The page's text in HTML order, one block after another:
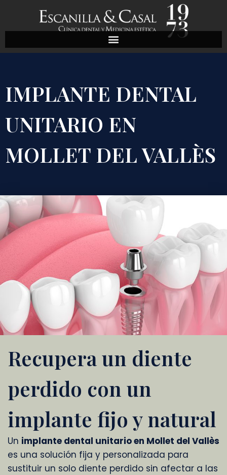
IMPLANTE DENTAL
UNITARIO EN
MOLLET DEL VALLÈS
Recupera un diente
perdido con un
implante fijo y natural
Un implante dental unitario en Mollet del Vallès
es una solución fija y personalizada para
sustituir un solo diente perdido sin afectar a las